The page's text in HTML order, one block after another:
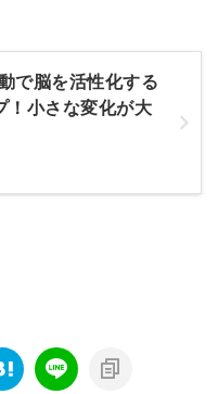
で脳を活性化する
！小さな変化が大